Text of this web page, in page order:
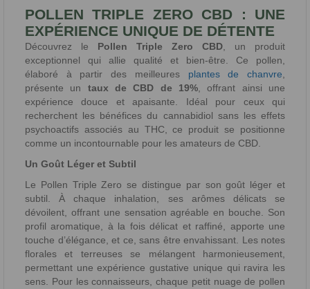
POLLEN TRIPLE ZERO CBD : UNE
EXPÉRIENCE UNIQUE DE DÉTENTE
Découvrez le Pollen Triple Zero CBD , un produit
exceptionnel qui allie qualité et bien-être. Ce pollen,
élaboré à partir des meilleures plantes de chanvre
présente un taux de CBD de 19% , offrant ainsi une
expérience douce et apaisante. Idéal pour ceux qui
recherchent les bénéfices du cannabidiol sans les effets
psychoactifs associés au THC, ce produit se positionne
comme un incontournable pour les amateurs de CBD.
Un Goût Léger et Subtil
Le Pollen Triple Zero se distingue par son goût léger et
subtil. À chaque inhalation, ses arômes délicats se
dévoilent, offrant une sensation agréable en bouche. Son
profil aromatique, à la fois délicat et raffiné, apporte une
touche d’élégance, et ce, sans être envahissant. Les notes
florales et terreuses se mélangent harmonieusement,
permettant une expérience gustative unique qui ravira les
sens. Pour les connaisseurs, chaque petit nuage de pollen